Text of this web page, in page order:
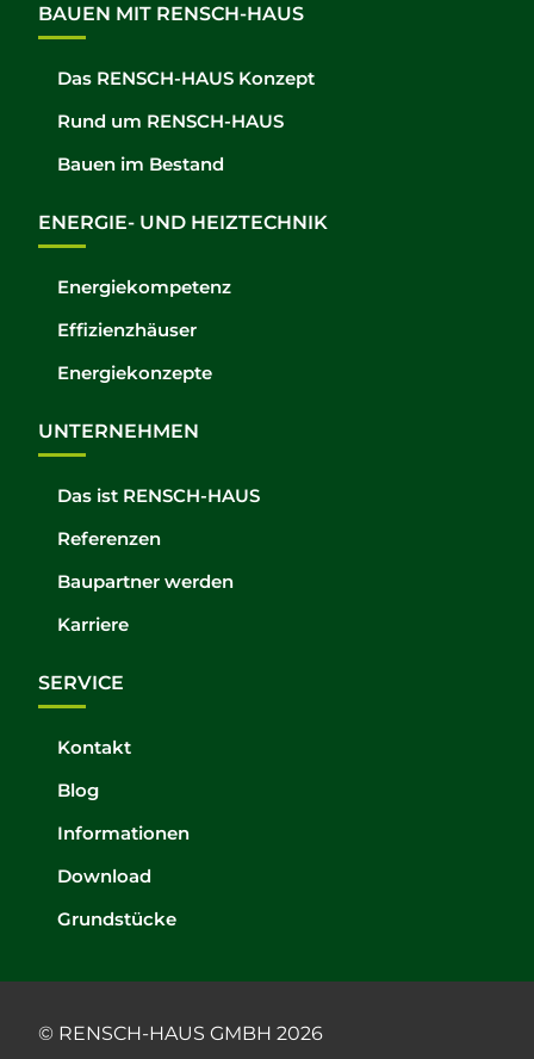
BAUEN MIT RENSCH-HAUS
Das RENSCH-HAUS Konzept
Rund um RENSCH-HAUS
Bauen im Bestand
ENERGIE- UND HEIZTECHNIK
Energiekompetenz
Effizienzhäuser
Energiekonzepte
UNTERNEHMEN
Das ist RENSCH-HAUS
Referenzen
Baupartner werden
Karriere
SERVICE
Kontakt
Blog
Informationen
Download
Grundstücke
© RENSCH-HAUS GMBH 2026